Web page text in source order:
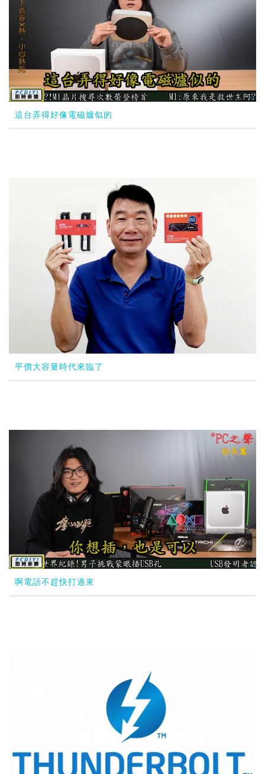
這台弄得好像電磁爐似的
平價大容量時代來臨了
啊電話不趕快打過來